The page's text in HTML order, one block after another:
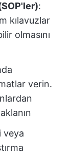
:
kılavuzlar
olmasını
verin.
veya